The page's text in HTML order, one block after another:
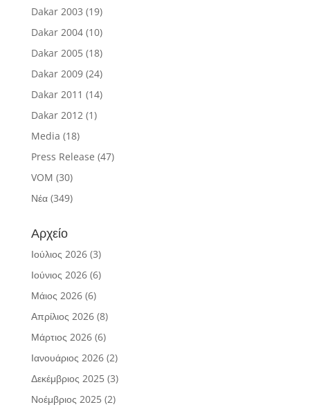
Dakar 2003 (19)
Dakar 2004(10)
Dakar 2005(18)
Dakar 2009(24)
Dakar 2011 (14)
Dakar 2012(1)
Media (18)
Press Release (47)
VOM (30)
Νέα(349)
Αρχείο
Ιούλιος 2026(3)
Ιούνιος 2026(6)
Μάιος 2026(6)
Απρίλιος 2026(8)
Μάρτιος 2026(6)
Ιανουάριος 2026(2)
Δεκέμβριος 2025(3)
Νοέμβριος 2025(2)